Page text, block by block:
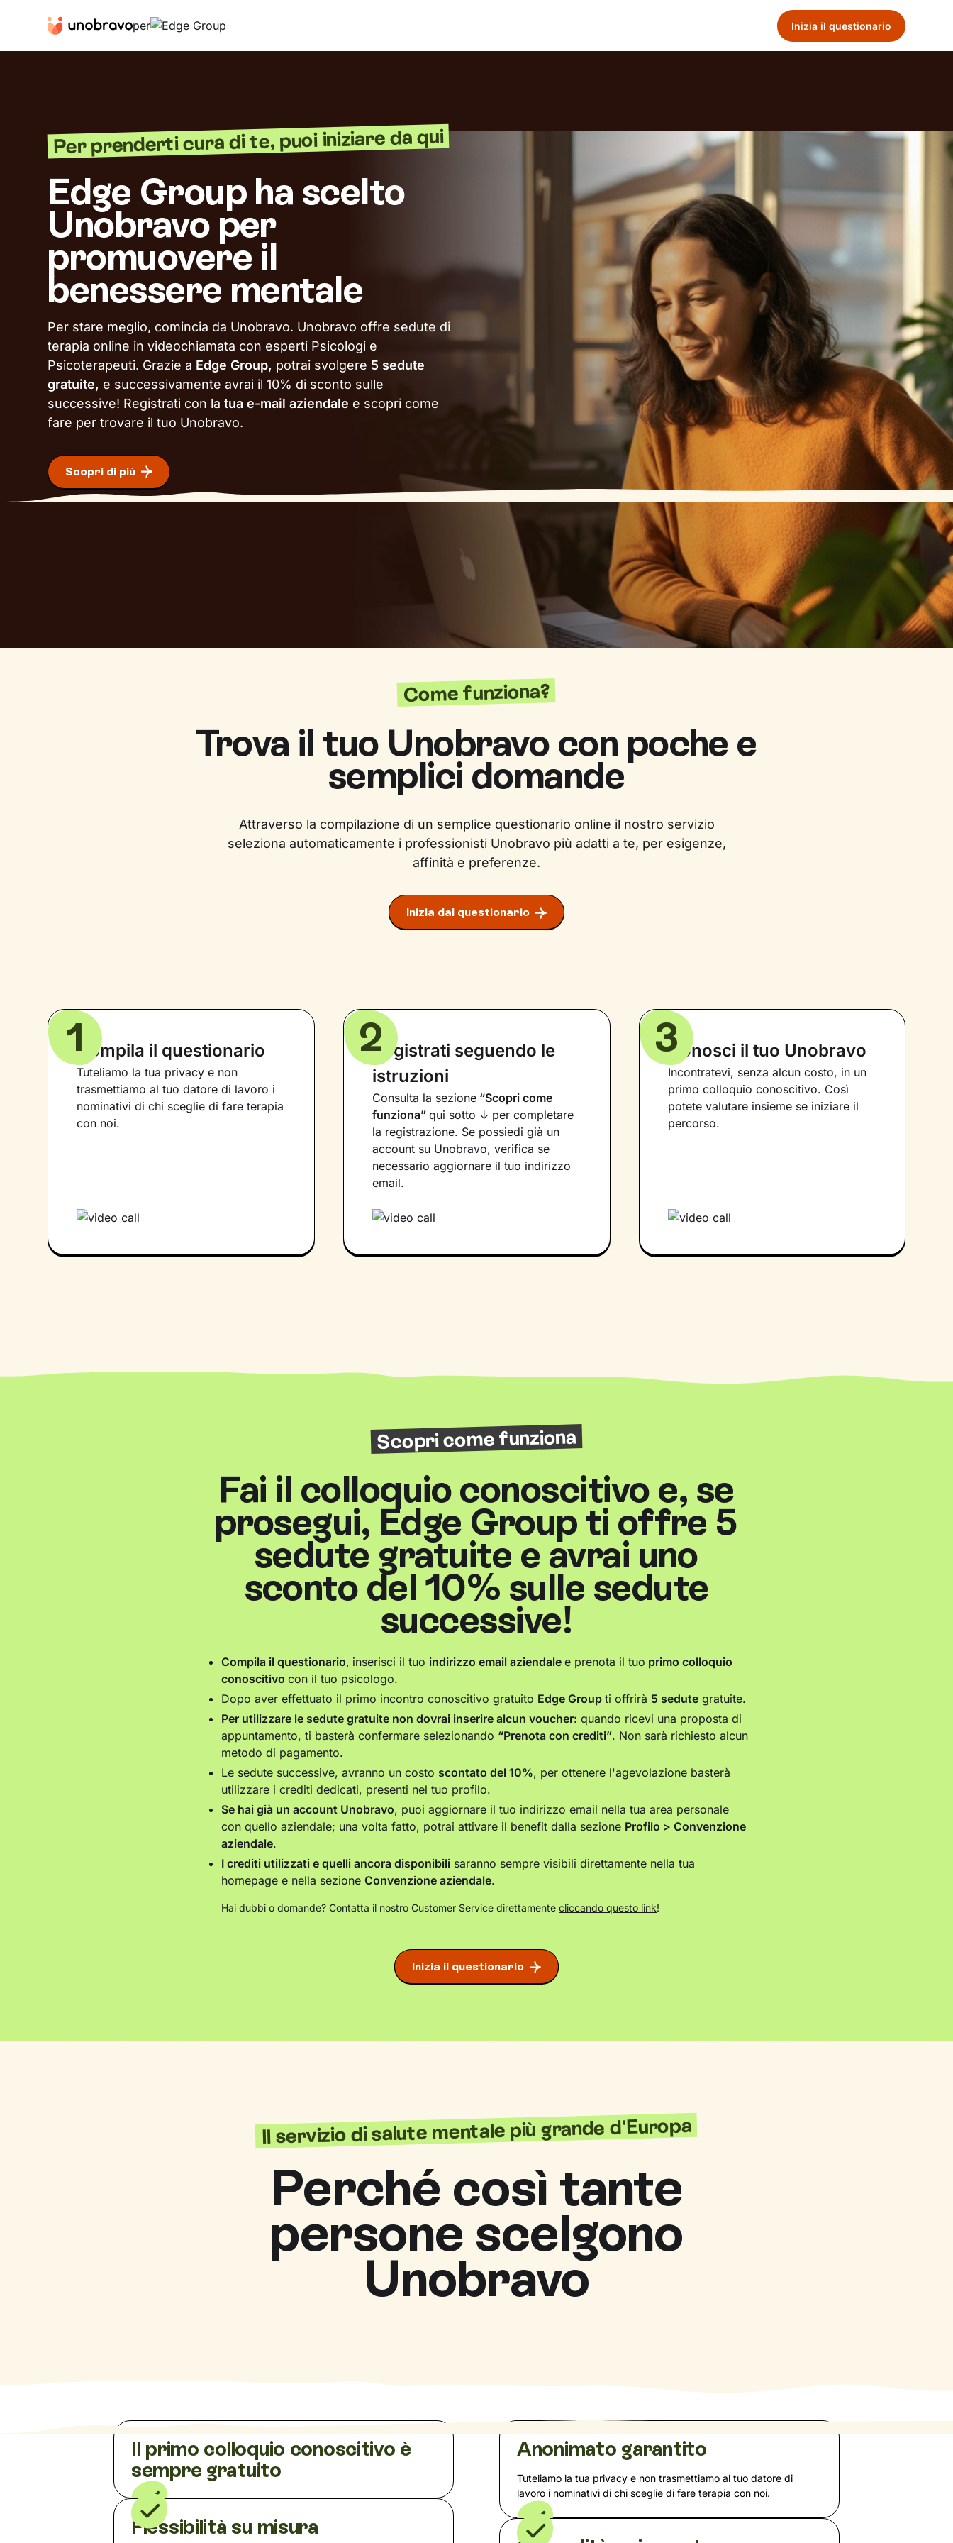
per Inizia il questionario
Per prenderti cura di te, puoi iniziare da qui
Edge Group ha scelto
Unobravo per
promuovere il
benessere mentale
Per stare meglio, comincia da Unobravo. Unobravo offre sedute di
terapia online in videochiamata con esperti Psicologi e
Psicoterapeuti. Grazie a Edge Group, potrai svolgere 5 sedute
gratuite, e successivamente avrai il 10% di sconto sulle
successive! Registrati con latua e-mail aziendale e scopri come
fare per trovare il tuo Unobravo.
Scopri di più
Come funziona?
Trova il tuo Unobravo con poche e
semplici domande
Attraverso la compilazione di un semplice questionario online il nostro servizio
seleziona automaticamente i professionisti Unobravo più adatti a te, per esigenze,
affinità e preferenze.
Inizia dal questionario
Compila il questionario
Tuteliamo la tua privacy e non
trasmettiamo al tuo datore di lavoro i
nominativi di chi sceglie di fare terapia
con noi.
1
Registrati seguendo le
istruzioni
Consulta la sezione“Scopri come
funziona” qui sotto ↓ per completare
la registrazione. Se possiedi già un
account su Unobravo, verifica se
necessario aggiornare il tuo indirizzo
email.
2 Conosci il tuo Unobravo
Incontratevi, senza alcun costo, in un
primo colloquio conoscitivo. Così
potete valutare insieme se iniziare il
percorso.
3
Scopri come funziona
Fai il colloquio conoscitivo e, se
prosegui, Edge Group ti offre 5
sedute gratuite e avrai uno
sconto del 10% sulle sedute
successive!
Compila il questionario, inserisci il tuo indirizzo email aziendale e prenota il tuo primo colloquio
conoscitivo con il tuo psicologo.
Dopo aver effettuato il primo incontro conoscitivo gratuito Edge Group ti offrirà 5 sedute gratuite.
Per utilizzare le sedute gratuite non dovrai inserire alcun voucher: quando ricevi una proposta di
appuntamento, ti basterà confermare selezionando “Prenota con crediti”. Non sarà richiesto alcun
metodo di pagamento.
Le sedute successive, avranno un costo scontato del 10%, per ottenere l'agevolazione basterà
utilizzare i crediti dedicati, presenti nel tuo profilo.
Se hai già un account Unobravo, puoi aggiornare il tuo indirizzo email nella tua area personale
con quello aziendale; una volta fatto, potrai attivare il benefit dalla sezione Profilo > Convenzione
aziendale.
I crediti utilizzati e quelli ancora disponibili saranno sempre visibili direttamente nella tua
homepage e nella sezione Convenzione aziendale.
Hai dubbi o domande? Contatta il nostro Customer Service direttamente cliccando questo link!
Inizia il questionario
Il servizio di salute mentale più grande d'Europa
Perché così tante
persone scelgono
Unobravo
Il primo colloquio conoscitivo è
sempre gratuito
Flessibilità su misura
Anonimato garantito
Tuteliamo la tua privacy e non trasmettiamo al tuo datore di
lavoro i nominativi di chi sceglie di fare terapia con noi.